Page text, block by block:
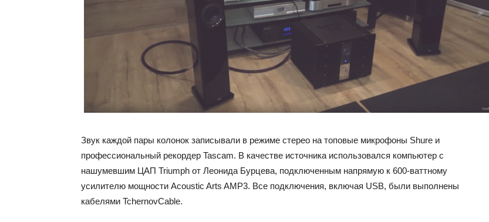
Звук каждой пары колонок записывали в режиме стерео на топовые микрофоны Shure и
профессиональный рекордер Tascam. В качестве источника использовался компьютер с
нашумевшим ЦАП Triumph от Леонида Бурцева, подключенным напрямую к 600-ваттному
усилителю мощности Acoustic Arts AMP3. Все подключения, включая USB, были выполнены
кабелями TchernovCable.